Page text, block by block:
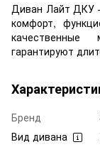
Диван Лайт ДКУ
комфорт,
качественные
гарантируют
Бренд
Вид дивана